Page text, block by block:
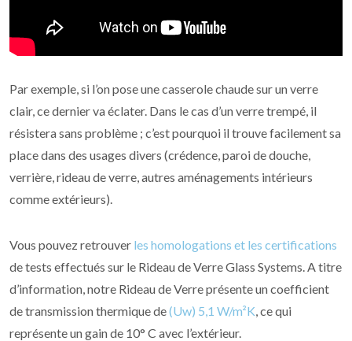
Par exemple, si l’on pose une casserole chaude sur un verre
clair, ce dernier va éclater. Dans le cas d’un verre trempé, il
résistera sans problème ; c’est pourquoi il trouve facilement sa
place dans des usages divers (crédence, paroi de douche,
verrière, rideau de verre, autres aménagements intérieurs
comme extérieurs).
Vous pouvez retrouver les homologations et les certifications
de tests effectués sur le Rideau de Verre Glass Systems. A titre
d’information, notre Rideau de Verre présente un coefficient
de transmission thermique de(Uw) 5,1 W/m²K , ce qui
représente un gain de 10° C avec l’extérieur.